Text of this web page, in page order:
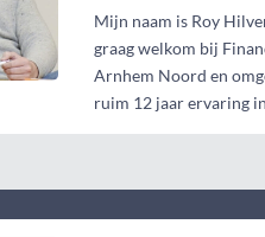
Mijn naam is Roy
graag welkom bij
Arnhem Noord en
ruim 12 jaar ervaring